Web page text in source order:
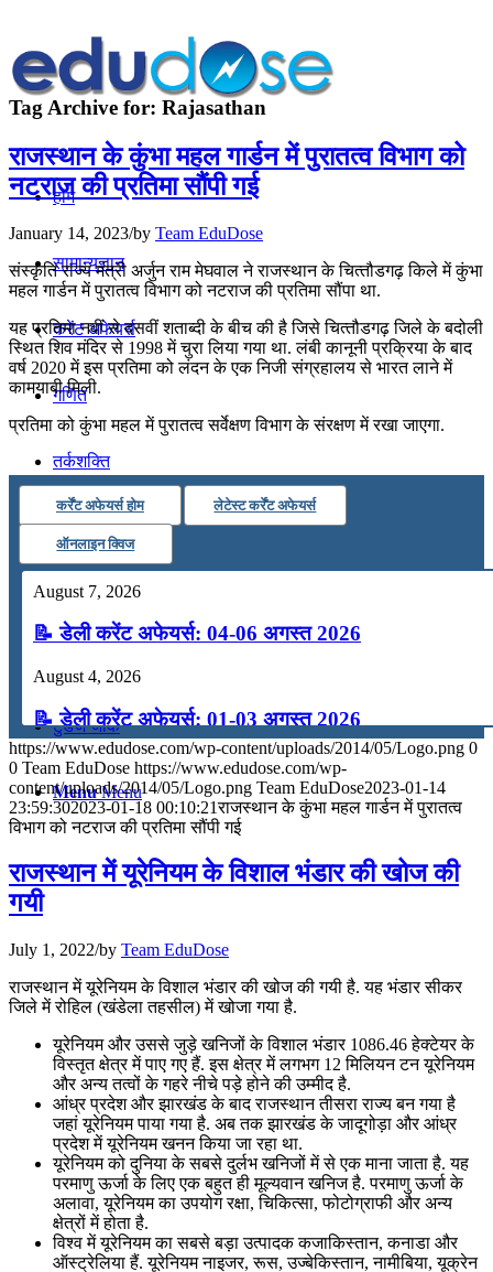
होम
सामान्यज्ञान
करेंट अफेयर्स
गणित
तर्कशक्ति
कंप्यूटर
अंग्रेजी
टुडेज जीके
Menu Menu
Tag Archive for: Rajasathan
राजस्‍थान के कुंभा महल गार्डन में पुरातत्व विभाग को
नटराज की प्रतिमा सौंपी गई
January 14, 2023/by Team EduDose
संस्कृति राज्य मंत्री अर्जुन राम मेघवाल ने राजस्‍थान के चित्‍तौडगढ़ किले में कुंभा
महल गार्डन में पुरातत्‍व विभाग को नटराज की प्रतिमा सौंपा था.
यह प्रतिमा नवीं से दसवीं शताब्दी के बीच की है जिसे चित्‍तौडगढ़ जिले के बदोली
स्थित शिव मंदिर से 1998 में चुरा लिया गया था. लंबी कानूनी प्रक्रिया के बाद
वर्ष 2020 में इस प्रतिमा को लंदन के एक निजी संग्रहालय से भारत लाने में
कामयाबी मिली.
प्रतिमा को कुंभा महल में पुरातत्व सर्वेक्षण विभाग के संरक्षण में रखा जाएगा.
कर्रेंट अफेयर्स होम लेटेस्ट कर्रेंट अफेयर्स
ऑनलाइन क्विज
August 7, 2026
📝 डेली करेंट अफेयर्स: 04-06 अगस्त 2026
August 4, 2026
📝 डेली करेंट अफेयर्स: 01-03 अगस्त 2026
July 31, 2026
📝 डेली करेंट अफेयर्स: 28-31 जुलाई 2026
📝 डेली करेंट अफेयर्स: 25-27 जुलाई 2026
📝 डेली करेंट अफेयर्स: 22-24 जुलाई 2026
July 22, 2026
📝 डेली करेंट अफेयर्स: 19-21 जुलाई 2026
July 19, 2026
📝 डेली करेंट अफेयर्स: 16-18 जुलाई 2026
https://www.edudose.com/wp-content/uploads/2014/05/Logo.png 0
0 Team EduDose https://www.edudose.com/wp-
content/uploads/2014/05/Logo.png Team EduDose2023-01-14
23:59:302023-01-18 00:10:21राजस्‍थान के कुंभा महल गार्डन में पुरातत्व
विभाग को नटराज की प्रतिमा सौंपी गई
राजस्थान में यूरेनियम के विशाल भंडार की खोज की
गयी
July 1, 2022/by Team EduDose
राजस्थान में यूरेनियम के विशाल भंडार की खोज की गयी है. यह भंडार सीकर
जिले में रोहिल (खंडेला तहसील) में खोजा गया है.
यूरेनियम और उससे जुड़े खनिजों के विशाल भंडार 1086.46 हेक्टेयर के
विस्तृत क्षेत्र में पाए गए हैं. इस क्षेत्र में लगभग 12 मिलियन टन यूरेनियम
और अन्य तत्वों के गहरे नीचे पड़े होने की उम्मीद है.
आंध्र प्रदेश और झारखंड के बाद राजस्थान तीसरा राज्य बन गया है
जहां यूरेनियम पाया गया है. अब तक झारखंड के जादूगोड़ा और आंध्र
प्रदेश में यूरेनियम खनन किया जा रहा था.
यूरेनियम को दुनिया के सबसे दुर्लभ खनिजों में से एक माना जाता है. यह
परमाणु ऊर्जा के लिए एक बहुत ही मूल्यवान खनिज है. परमाणु ऊर्जा के
अलावा, यूरेनियम का उपयोग रक्षा, चिकित्सा, फोटोग्राफी और अन्य
क्षेत्रों में होता है.
विश्व में यूरेनियम का सबसे बड़ा उत्पादक कजाकिस्तान, कनाडा और
ऑस्ट्रेलिया हैं. यूरेनियम नाइजर, रूस, उज्बेकिस्तान, नामीबिया, यूक्रेन